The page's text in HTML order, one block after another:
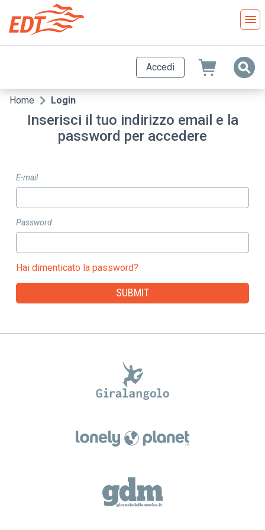
contenuto
principale
Accedi
Briciole
Home Login
Inserisci il tuo indirizzo email e la
password per accedere
E-mail
Password
Hai dimenticato la password?